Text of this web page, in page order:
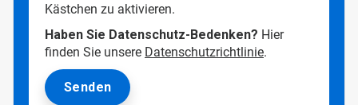
Kästchen zu aktivieren.
Haben Sie Datenschutz-Bedenken? Hier
finden Sie unsere Datenschutzrichtlinie.